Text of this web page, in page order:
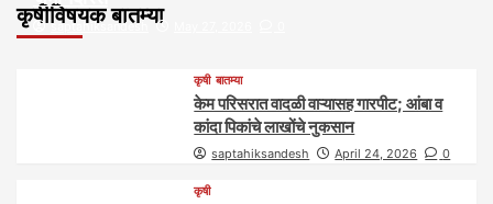
कृषीविषयक बातम्या
saptahiksandesh
कृषी बातम्या
केम परिसरात वादळी वाऱ्यासह गारपीट; आंबा व
कांदा पिकांचे लाखोंचे नुकसान
saptahiksandesh April 24, 2026 0
कृषी